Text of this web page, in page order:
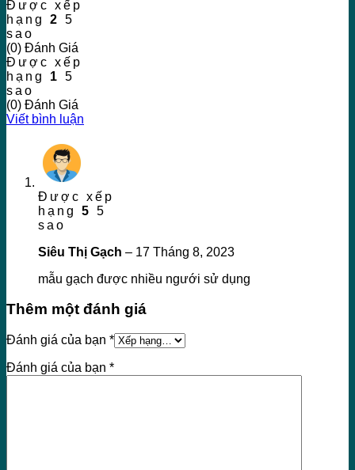
Được xếp
hạng 2 5
sao
(0) Đánh Giá
Được xếp
hạng 1 5
sao
(0) Đánh Giá
Viết bình luận
Được xếp
hạng 5 5
sao
Siêu Thị Gạch – 17 Tháng 8, 2023
mẫu gạch được nhiều ngưới sử dụng
Thêm một đánh giá
Đánh giá của bạn *
Đánh giá của bạn *